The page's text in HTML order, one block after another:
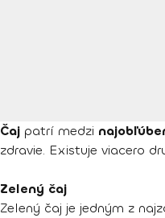
Čaj patrí medzi
zdravie. Existuje viacero
Zelený čaj
Zelený čaj je jedným z